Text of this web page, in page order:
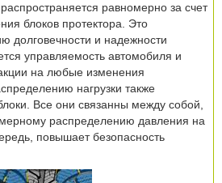
равномерно за счет
блоков протектора. Это
долговечности и надежности
управляемость автомобиля и
на любые изменения
нагрузки также
Все они связанны между собой,
распределению давления на
повышает безопасность